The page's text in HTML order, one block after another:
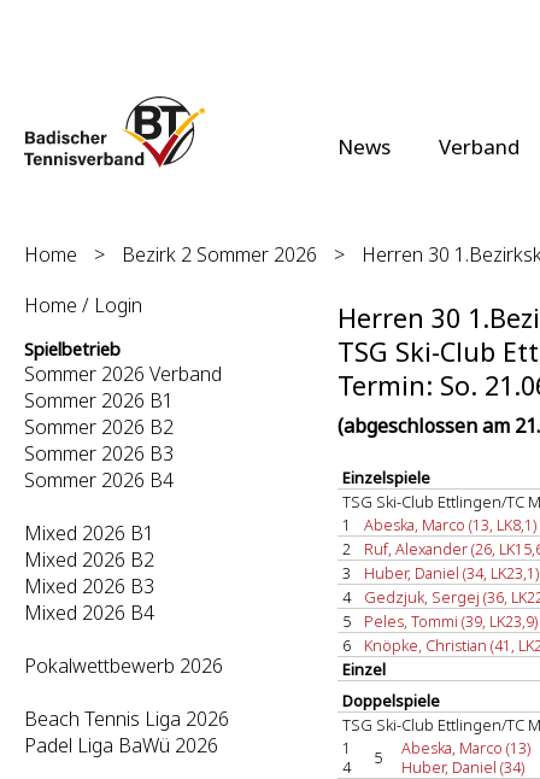
News Verband
Home > Bezirk 2 Sommer 2026 >
Herren 30
Home / Login
Spielbetrieb
Sommer 2026 Verband
Sommer 2026 B1
Sommer 2026 B2
Sommer 2026 B3
Sommer 2026 B4
Mixed 2026 B1
Mixed 2026 B2
Mixed 2026 B3
Mixed 2026 B4
Pokalwettbewerb 2026
Beach Tennis Liga 2026
Padel Liga BaWü 2026
Herren 30
TSG Ski-Club
Termin: So.
(abgeschlossen am
Einzelspiele
TSG Ski-Club Ettlingen/TC
1
Abeska, Marco (13, LK8,1)
2
Ruf, Alexander (26,
3
Huber, Daniel (34, LK23,1)
4
Gedzjuk, Sergej (36,
5
Peles, Tommi (39, LK23,9)
6
Knöpke, Christian (41,
Einzel
Doppelspiele
TSG Ski-Club Ettlingen/TC
1
4
5
Abeska, Marco (13)
Huber, Daniel (34)